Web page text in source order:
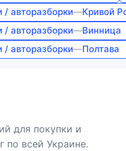
/ авторазборки—Кривой
/ авторазборки—Винница
/ авторазборки—Полтава
для покупки и
по всей Украине.